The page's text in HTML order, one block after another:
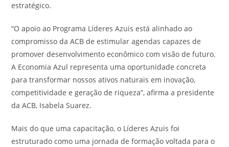
estratégico.
“O apoio ao Programa Líderes Azuis está alinhado ao
compromisso da ACB de estimular agendas capazes de
promover desenvolvimento econômico com visão de futuro.
A Economia Azul representa uma oportunidade concreta
para transformar nossos ativos naturais em inovação,
competitividade e geração de riqueza”, afirma a presidente
da ACB, Isabela Suarez.
Mais do que uma capacitação, o Líderes Azuis foi
estruturado como uma jornada de formação voltada para o